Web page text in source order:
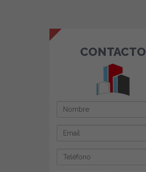
CONTACTO